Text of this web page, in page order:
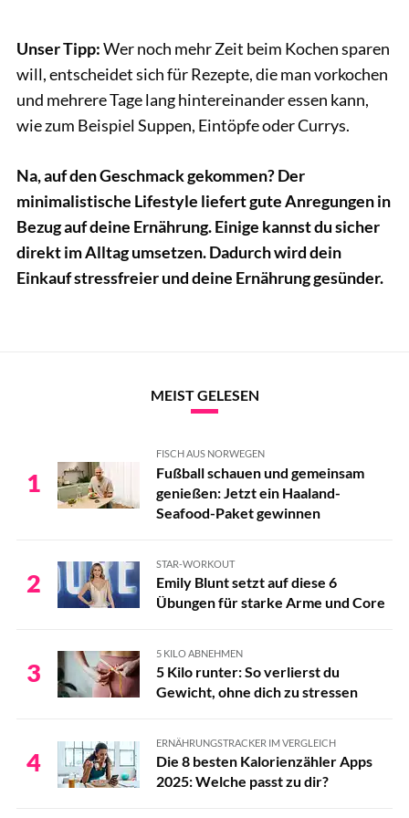
Unser Tipp:Wer noch mehr Zeit beim Kochen sparen
will, entscheidet sich für Rezepte, die man vorkochen
und mehrere Tage lang hintereinander essen kann,
wie zum Beispiel Suppen, Eintöpfe oder Currys.
Na, auf den Geschmack gekommen? Der
minimalistische Lifestyle liefert gute Anregungen in
Bezug auf deine Ernährung. Einige kannst du sicher
direkt im Alltag umsetzen. Dadurch wird dein
Einkauf stressfreier und deine Ernährung gesünder.
MEIST GELESEN
1
FISCH AUS NORWEGEN
Fußball schauen und gemeinsam
genießen: Jetzt ein Haaland-
Seafood-Paket gewinnen
2
STAR-WORKOUT
Emily Blunt setzt auf diese 6
Übungen für starke Arme und Core
3
5 KILO ABNEHMEN
5 Kilo runter: So verlierst du
Gewicht, ohne dich zu stressen
4
ERNÄHRUNGSTRACKER IM VERGLEICH
Die 8 besten Kalorienzähler Apps
2025: Welche passt zu dir?